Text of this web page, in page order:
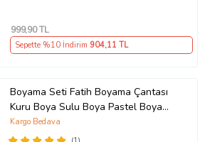
999,90 TL
Sepette %10 İndirim 904,11 TL
Boyama Seti Fatih Boyama Çantası
Kuru Boya Sulu Boya Pastel Boya
Keçeli Kalem Set (Karışık)
Kargo Bedava